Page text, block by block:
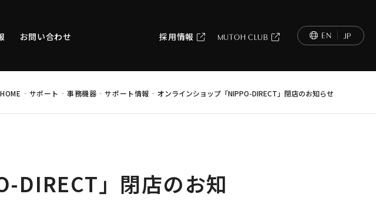
お問い合わせ 採用情報 MUTOH CLUB EN JP
HOME - サポート - 事務機器 -サポート情報 - オンラインショップ「NIPPO-DIRECT」閉店のお知らせ
DIRECT」閉店のお知